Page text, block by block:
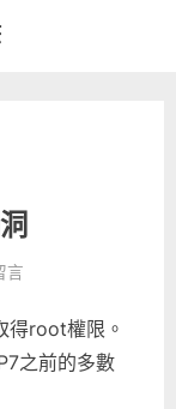
大
字
型
大
言
得root權限。
之前的多數